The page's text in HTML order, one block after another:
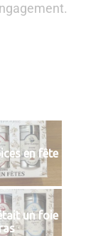
en fête
un foie